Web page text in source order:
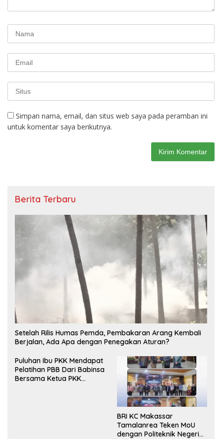
Simpan nama, email, dan situs web saya pada peramban ini
untuk komentar saya berikutnya.
Berita Terbaru
Setelah Rilis Humas Pemda, Pembakaran Arang Kembali
Berjalan, Ada Apa dengan Penegakan Aturan?
Puluhan Ibu PKK Mendapat
Pelatihan PBB Dari Babinsa
Bersama Ketua PKK
BRI KC Makassar
Tamalanrea Teken MoU
dengan Politeknik Negeri